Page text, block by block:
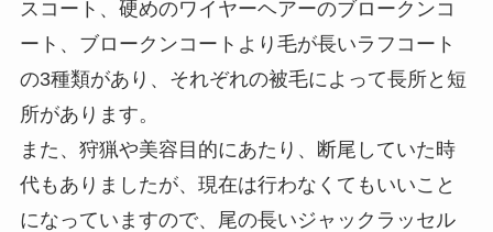
スコート、硬めのワイヤーヘアーのブロークンコ
ート、ブロークンコートより毛が長いラフコート
の3種類があり、それぞれの被毛によって長所と短
所があります。
また、狩猟や美容目的にあたり、断尾していた時
代もありましたが、現在は行わなくてもいいこと
になっていますので、尾の長いジャックラッセル